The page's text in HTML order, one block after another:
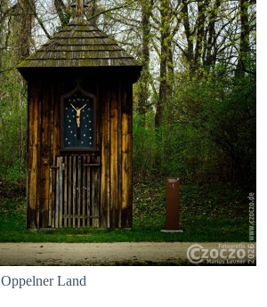
Oppelner Land